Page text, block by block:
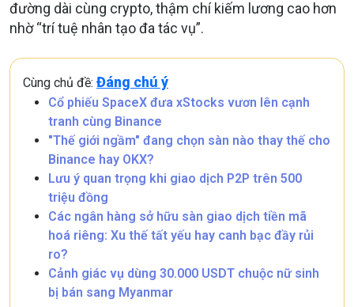
đường dài cùng crypto, thậm chí kiếm lương cao hơn
nhờ “trí tuệ nhân tạo đa tác vụ”.
Cùng chủ đề: Đáng chú ý
Cổ phiếu SpaceX đưa xStocks vươn lên cạnh
tranh cùng Binance
"Thế giới ngầm" đang chọn sàn nào thay thế cho
Binance hay OKX?
Lưu ý quan trọng khi giao dịch P2P trên 500
triệu đồng
Các ngân hàng sở hữu sàn giao dịch tiền mã
hoá riêng: Xu thế tất yếu hay canh bạc đầy rủi
ro?
Cảnh giác vụ dùng 30.000 USDT chuộc nữ sinh
bị bán sang Myanmar